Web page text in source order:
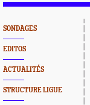
SONDAGES
EDITOS
ACTUALITÉS
STRUCTURE LIGUE